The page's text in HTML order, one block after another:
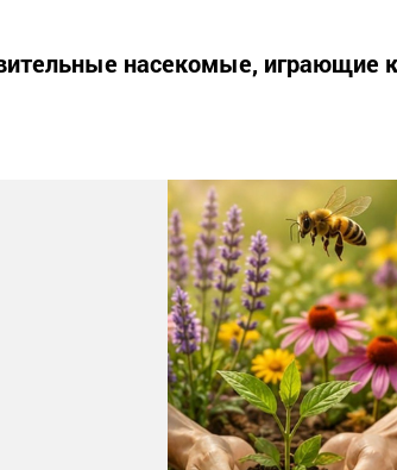
насекомые, играющие